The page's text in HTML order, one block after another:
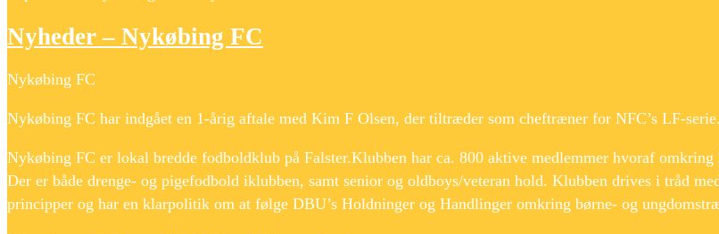
Nyheder – Nykøbing FC
Nykøbing FC
Nykøbing FC har indgået en 1-årig aftale med Kim F Olsen, der tiltræder som cheftræner for NFC’s LF-
Nykøbing FC er lokal bredde fodboldklub på Falster.Klubben har ca. 800 aktive medlemmer hvoraf omkring
Der er både drenge- og pigefodbold iklubben, samt senior og oldboys/veteran hold. Klubben drives i tråd
principper og har en klarpolitik om at følge DBU’s Holdninger og Handlinger omkring børne- og